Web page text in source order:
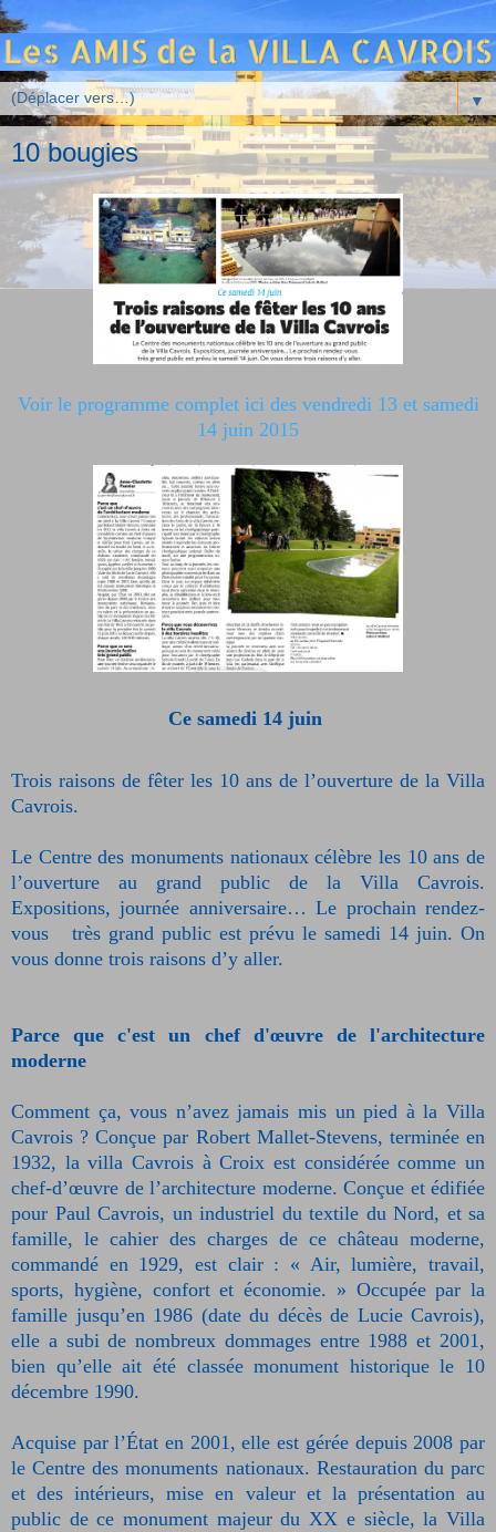
▼
10 bougies
Voir le programme complet ici des vendredi 13 et samedi
14 juin 2015
Ce samedi 14 juin
Trois raisons de fêter les 10 ans de l’ouverture de la Villa
Cavrois.
Le Centre des monuments nationaux célèbre les 10 ans de
l’ouverture au grand public de la Villa Cavrois.
Expositions, journée anniversaire… Le prochain rendez-
vous très grand public est prévu le samedi 14 juin. On
vous donne trois raisons d’y aller.
Parce que c'est un chef d'œuvre de l'architecture
moderne
Comment ça, vous n’avez jamais mis un pied à la Villa
Cavrois ? Conçue par Robert Mallet-Stevens, terminée en
1932, la villa Cavrois à Croix est considérée comme un
chef-d’œuvre de l’architecture moderne. Conçue et édifiée
pour Paul Cavrois, un industriel du textile du Nord, et sa
famille, le cahier des charges de ce château moderne,
commandé en 1929, est clair : « Air, lumière, travail,
sports, hygiène, confort et économie. » Occupée par la
famille jusqu’en 1986 (date du décès de Lucie Cavrois),
elle a subi de nombreux dommages entre 1988 et 2001,
bien qu’elle ait été classée monument historique le 10
décembre 1990.
Acquise par l’État en 2001, elle est gérée depuis 2008 par
le Centre des monuments nationaux. Restauration du parc
et des intérieurs, mise en valeur et la présentation au
public de ce monument majeur du XX e siècle, la Villa